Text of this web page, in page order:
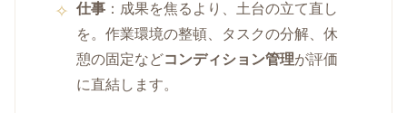
仕事 ：成果を焦るより、土台の立て直し
を。作業環境の整頓、タスクの分解、休
憩の固定などコンディション管理が評価
に直結します。